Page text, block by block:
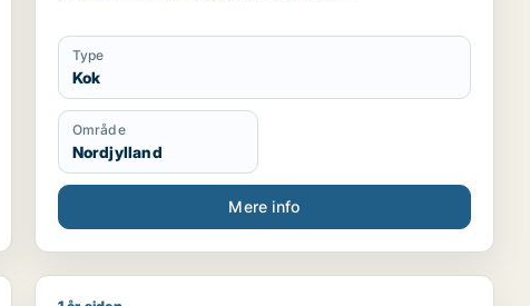
Type
Kok
Område
Nordjylland
Mere info